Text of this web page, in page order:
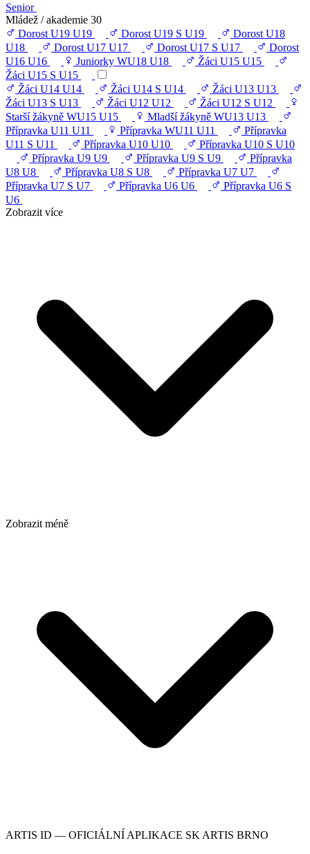
Senior
Mládež / akademie 30
Dorost U19 U19 Dorost U19 S U19
Dorost U18
U18
Dorost U17 U17 Dorost U17 S U17
Dorost
U16 U16 Juniorky WU18 U18 Žáci U15 U15
Žáci U15 S U15
Žáci U14 U14 Žáci U14 S U14 Žáci U13 U13
Žáci U13 S U13 Žáci U12 U12 Žáci U12 S U12
Starší žákyně WU15 U15 Mladší žákyně WU13 U13
Přípravka U11 U11 Přípravka WU11 U11
Přípravka
U11 S U11 Přípravka U10 U10 Přípravka U10 S U10
Přípravka U9 U9 Přípravka U9 S U9
Přípravka
U8 U8 Přípravka U8 S U8 Přípravka U7 U7
Přípravka U7 S U7 Přípravka U6 U6
Přípravka U6 S
U6
Zobrazit více
Zobrazit méně
ARTIS ID — OFICIÁLNÍ APLIKACE SK ARTIS BRNO